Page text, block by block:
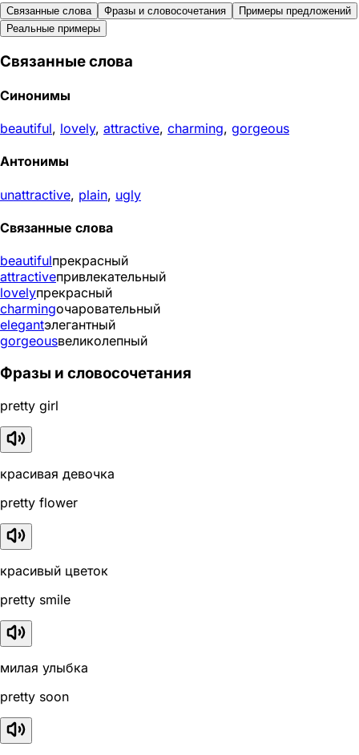
Связанные слова Фразы и словосочетания
Примеры предложений
Реальные примеры
Связанные слова
Синонимы
beautiful, lovely, attractive, charming, gorgeous
Антонимы
unattractive, plain, ugly
Связанные слова
beautifulпрекрасный
attractiveпривлекательный
lovelyпрекрасный
charmingочаровательный
elegantэлегантный
gorgeousвеликолепный
Фразы и словосочетания
pretty girl
красивая девочка
pretty flower
красивый цветок
pretty smile
милая улыбка
pretty soon